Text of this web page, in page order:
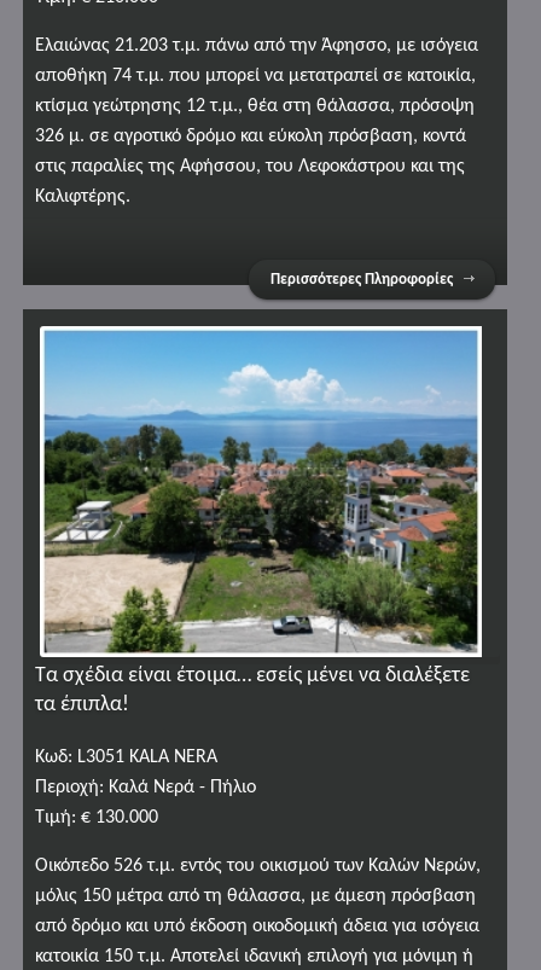
Ελαιώνας 21.203 τ.μ. πάνω από την Άφησσο, με ισόγεια
αποθήκη 74 τ.μ. που μπορεί να μετατραπεί σε κατοικία,
κτίσμα γεώτρησης 12 τ.μ., θέα στη θάλασσα, πρόσοψη
326 μ. σε αγροτικό δρόμο και εύκολη πρόσβαση, κοντά
στις παραλίες της Αφήσσου, του Λεφοκάστρου και της
Καλιφτέρης.
Περισσότερες Πληροφορίες
Τα σχέδια είναι έτοιμα… εσείς μένει να διαλέξετε
τα έπιπλα!
Κωδ: L3051 KALA NERA
Περιοχή: Καλά Νερά - Πήλιο
Τιμή: € 130.000
Οικόπεδο 526 τ.μ. εντός του οικισμού των Καλών Νερών,
μόλις 150 μέτρα από τη θάλασσα, με άμεση πρόσβαση
από δρόμο και υπό έκδοση οικοδομική άδεια για ισόγεια
κατοικία 150 τ.μ. Αποτελεί ιδανική επιλογή για μόνιμη ή